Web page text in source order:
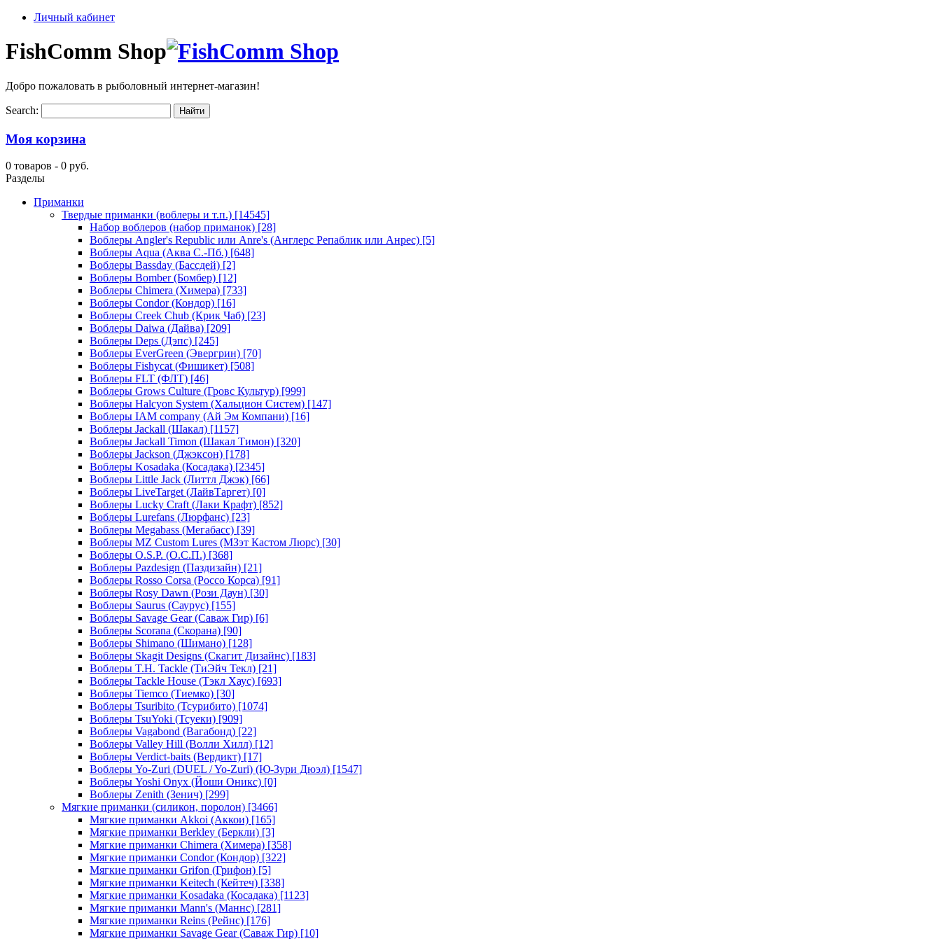
Личный кабинет
FishComm Shop
Добро пожаловать в рыболовный интернет-магазин!
Search:
Моя корзина
0 товаров - 0 руб.
Разделы
Приманки
Твердые приманки (воблеры и т.п.) [14545]
Набор воблеров (набор приманок) [28]
Воблеры Angler's Republic или Anre's (Англерс Репаблик или Анрес) [5]
Воблеры Aqua (Аква С.-Пб.) [648]
Воблеры Bassday (Бассдей) [2]
Воблеры Bomber (Бомбер) [12]
Воблеры Chimera (Химера) [733]
Воблеры Condor (Кондор) [16]
Воблеры Creek Chub (Крик Чаб) [23]
Воблеры Daiwa (Дайва) [209]
Воблеры Deps (Дэпс) [245]
Воблеры EverGreen (Эвергрин) [70]
Воблеры Fishycat (Фишикет) [508]
Воблеры FLT (ФЛТ) [46]
Воблеры Grows Culture (Гровс Культур) [999]
Воблеры Halcyon System (Хальцион Систем) [147]
Воблеры IAM company (Ай Эм Компани) [16]
Воблеры Jackall (Шакал) [1157]
Воблеры Jackall Timon (Шакал Тимон) [320]
Воблеры Jackson (Джэксон) [178]
Воблеры Kosadaka (Косадака) [2345]
Воблеры Little Jack (Литтл Джэк) [66]
Воблеры LiveTarget (ЛайвТаргет) [0]
Воблеры Lucky Craft (Лаки Крафт) [852]
Воблеры Lurefans (Люрфанс) [23]
Воблеры Megabass (Мегабасс) [39]
Воблеры MZ Custom Lures (МЗэт Кастом Люрс) [30]
Воблеры O.S.P. (О.С.П.) [368]
Воблеры Pazdesign (Паздизайн) [21]
Воблеры Rosso Corsa (Россо Корса) [91]
Воблеры Rosy Dawn (Рози Даун) [30]
Воблеры Saurus (Саурус) [155]
Воблеры Savage Gear (Саваж Гир) [6]
Воблеры Scorana (Скорана) [90]
Воблеры Shimano (Шимано) [128]
Воблеры Skagit Designs (Скагит Дизайнс) [183]
Воблеры T.H. Tackle (ТиЭйч Текл) [21]
Воблеры Tackle House (Тэкл Хаус) [693]
Воблеры Tiemco (Тиемко) [30]
Воблеры Tsuribito (Тсурибито) [1074]
Воблеры TsuYoki (Тсуеки) [909]
Воблеры Vagabond (Вагабонд) [22]
Воблеры Valley Hill (Волли Хилл) [12]
Воблеры Verdict-baits (Вердикт) [17]
Воблеры Yo-Zuri (DUEL / Yo-Zuri) (Ю-Зури Дюэл) [1547]
Воблеры Yoshi Onyx (Йоши Оникс) [0]
Воблеры Zenith (Зенич) [299]
Мягкие приманки (силикон, поролон) [3466]
Мягкие приманки Akkoi (Аккои) [165]
Мягкие приманки Berkley (Беркли) [3]
Мягкие приманки Chimera (Химера) [358]
Мягкие приманки Condor (Кондор) [322]
Мягкие приманки Grifon (Грифон) [5]
Мягкие приманки Keitech (Кейтеч) [338]
Мягкие приманки Kosadaka (Косадака) [1123]
Мягкие приманки Mann's (Маннс) [281]
Мягкие приманки Reins (Рейнс) [176]
Мягкие приманки Savage Gear (Саваж Гир) [10]